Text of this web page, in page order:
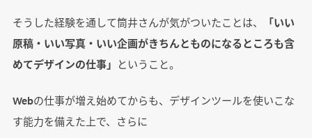
そうした経験を通して筒井さんが気がついたことは、
「いい
原稿・いい写真・いい企画がきちんとものになるところも含
めてデザインの仕事」 ということ。
Webの仕事が増え始めてからも、デザインツールを使いこな
す能力を備えた上で、さらに